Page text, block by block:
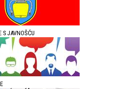
S JAVNOŠĆU